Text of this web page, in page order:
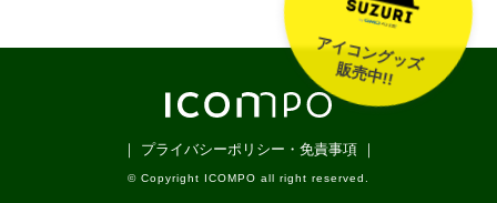
アイコングッズ
販売中!!
｜ プライバシーポリシー・免責事項 ｜
© Copyright ICOMPO all right reserved.